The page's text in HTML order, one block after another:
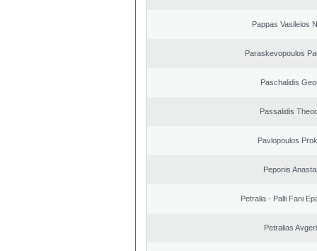
Pappas Vasileios
Paraskevopoulos
Paschalidis
Passalidis
Pavlopoulos
Peponis
Petralia - Palli Fani
Petralias